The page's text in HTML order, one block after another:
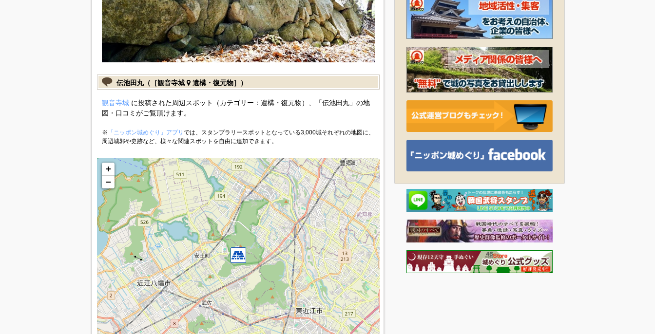
伝池田丸（［観音寺城 遺構・復元物］）
観音寺城に投稿された周辺スポット（カテゴリー：遺構・復元物）、「伝池田丸」の地
図・口コミがご覧頂けます。
※ 「ニッポン城めぐり」アプリ では、スタンプラリースポットとなっている3,000城それぞれの地図に、
周辺城郭や史跡など、様々な関連スポットを自由に追加できます。
+
−